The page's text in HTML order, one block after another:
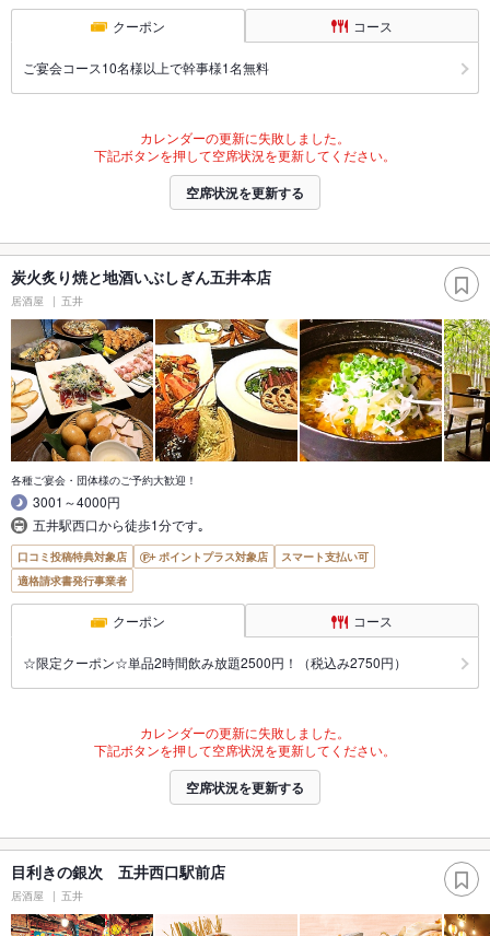
クーポン コース
ご宴会コース10名様以上で幹事様1名無料
カレンダーの更新に失敗しました。
下記ボタンを押して空席状況を更新してください。
空席状況を更新する
炭火炙り焼と地酒いぶしぎん五井本店
居酒屋 五井
各種ご宴会・団体様のご予約大歓迎！
3001～4000円
五井駅西口から徒歩1分です｡
口コミ投稿特典対象店 ポイントプラス対象店
スマート支払い可
適格請求書発行事業者
クーポン コース
☆限定クーポン☆単品2時間飲み放題2500円！（税込み2750円）
カレンダーの更新に失敗しました。
下記ボタンを押して空席状況を更新してください。
空席状況を更新する
目利きの銀次 五井西口駅前店
居酒屋 五井